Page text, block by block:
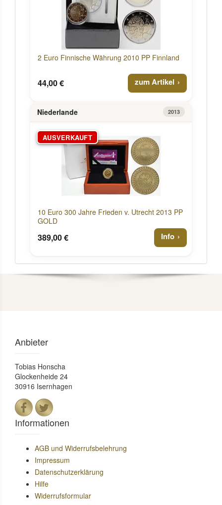
2 Euro Finnische Währung 2010 PP Finnland
44,00 € zum Artikel
Niederlande 2013
AUSVERKAUFT
10 Euro 300 Jahre Frieden v. Utrecht 2013 PP
GOLD
389,00 € Info
Anbieter
Tobias Honscha
Glockenheide 24
30916 Isernhagen
Informationen
AGB und Widerrufsbelehrung
Impressum
Datenschutzerklärung
Hilfe
Widerrufsformular